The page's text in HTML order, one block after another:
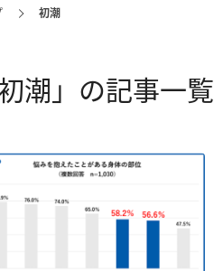
初潮
初潮」の記事一覧